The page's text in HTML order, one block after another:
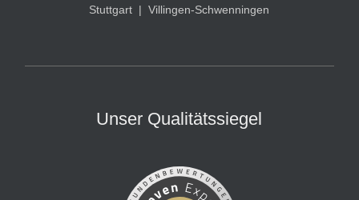
Stuttgart | Villingen-Schwenningen
Unser Qualitätssiegel